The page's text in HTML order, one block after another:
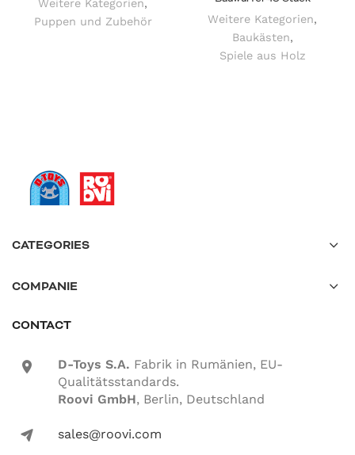
Weitere Kategorien,
Puppen und Zubehör
Weitere Kategorien,
Baukästen,
Spiele aus Holz
CATEGORIES
COMPANIE
CONTACT
location-icon D-Toys S.A. Fabrik in Rumänien, EU-
Qualitätsstandards.
Roovi GmbH, Berlin, Deutschland
mail-icon sales@roovi.com